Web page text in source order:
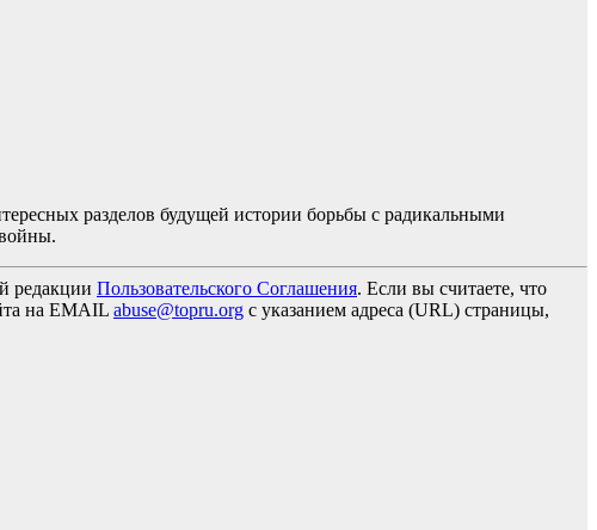
разделов будущей истории борьбы с радикальными
редакции Пользовательского Соглашения. Если вы считаете, что
на EMAIL abuse@topru.org с указанием адреса (URL) страницы,